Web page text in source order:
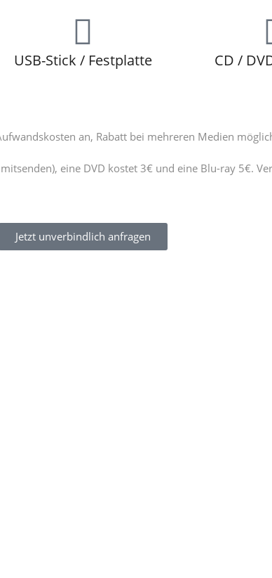
USB-Stick / Festplatte CD /
an, Rabatt bei mehreren Medien
eine DVD kostet 3€ und eine Blu-ray 5€.
Jetzt unverbindlich anfragen